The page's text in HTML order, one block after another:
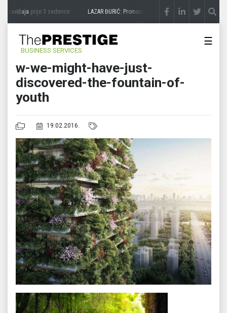
zavičajaprije 3 sedmice LAZAR ĐURIĆ: Promocija potencijal pretvara u destinaciju
BUSINESS SERVICES
☰
w-we-might-have-just-
discovered-the-fountain-of-
youth
19.02.2016.